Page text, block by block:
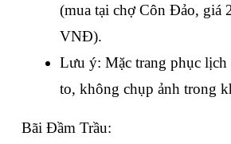
(mua tại chợ Côn Đảo, giá
VNĐ).
Lưu ý: Mặc trang phục
to, không chụp ảnh trong
Bãi Đầm Trầu: